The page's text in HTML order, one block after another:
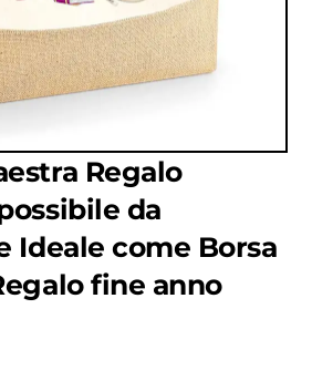
Regalo
da
Ideale come Borsa
fine anno